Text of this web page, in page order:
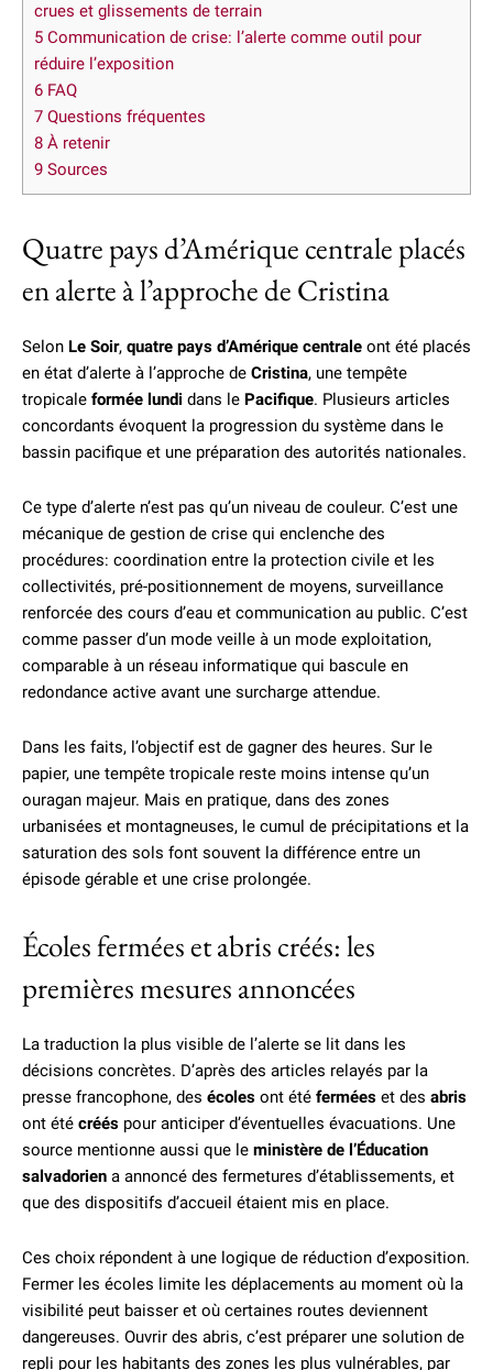
crues et glissements de terrain
5 Communication de crise: l’alerte comme outil pour
réduire l’exposition
6 FAQ
7 Questions fréquentes
8 À retenir
9 Sources
Quatre pays d’Amérique centrale placés
en alerte à l’approche de Cristina
Selon Le Soir, quatre pays d’Amérique centrale ont été placés
en état d’alerte à l’approche de Cristina, une tempête
tropicale formée lundi dans le Pacifique. Plusieurs articles
concordants évoquent la progression du système dans le
bassin pacifique et une préparation des autorités nationales.
Ce type d’alerte n’est pas qu’un niveau de couleur. C’est une
mécanique de gestion de crise qui enclenche des
procédures: coordination entre la protection civile et les
collectivités, pré-positionnement de moyens, surveillance
renforcée des cours d’eau et communication au public. C’est
comme passer d’un mode veille à un mode exploitation,
comparable à un réseau informatique qui bascule en
redondance active avant une surcharge attendue.
Dans les faits, l’objectif est de gagner des heures. Sur le
papier, une tempête tropicale reste moins intense qu’un
ouragan majeur. Mais en pratique, dans des zones
urbanisées et montagneuses, le cumul de précipitations et la
saturation des sols font souvent la différence entre un
épisode gérable et une crise prolongée.
Écoles fermées et abris créés: les
premières mesures annoncées
La traduction la plus visible de l’alerte se lit dans les
décisions concrètes. D’après des articles relayés par la
presse francophone, des écoles ont été fermées et des abris
ont été créés pour anticiper d’éventuelles évacuations. Une
source mentionne aussi que le ministère de l’Éducation
salvadorien a annoncé des fermetures d’établissements, et
que des dispositifs d’accueil étaient mis en place.
Ces choix répondent à une logique de réduction d’exposition.
Fermer les écoles limite les déplacements au moment où la
visibilité peut baisser et où certaines routes deviennent
dangereuses. Ouvrir des abris, c’est préparer une solution de
repli pour les habitants des zones les plus vulnérables, par